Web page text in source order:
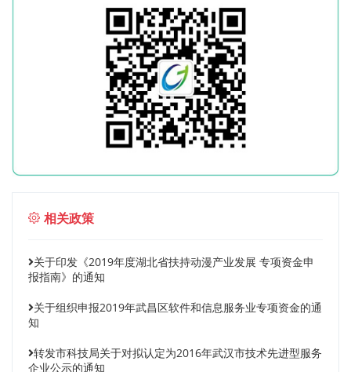
相关政策
关于印发《2019年度湖北省扶持动漫产业发展 专项资金申
报指南》的通知
关于组织申报2019年武昌区软件和信息服务业专项资金的通
知
转发市科技局关于对拟认定为2016年武汉市技术先进型服务
企业公示的通知